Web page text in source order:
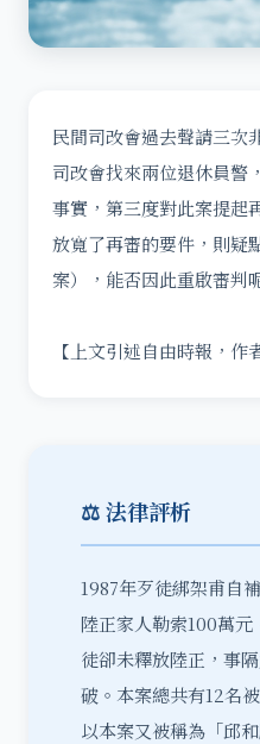
民間司改會過去聲請三次
司改會找來兩位退休員警
事實，第三度對此案提起
放寬了再審的要件，則疑
案），能否因此重啟審判
【上文引述自由時報，作
⚖️ 法律評析
1987年歹徒綁架甫自
陸正家人勒索100萬
徒卻未釋放陸正，事
破。本案總共有12名
以本案又被稱為「邱